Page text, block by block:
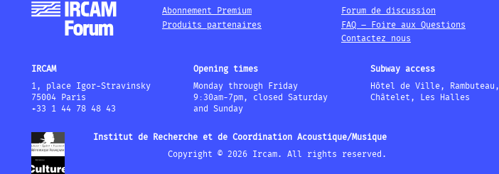
Abonnement Premium
Produits partenaires
Forum de discussion
FAQ – Foire aux Questions
Contactez nous
IRCAM
1, place Igor-Stravinsky
75004 Paris
+33 1 44 78 48 43
Opening times
Monday through Friday
9:30am-7pm, closed Saturday
and Sunday
Subway access
Hôtel de Ville, Rambuteau,
Châtelet, Les Halles
Institut de Recherche et de Coordination Acoustique/Musique
Copyright © 2026 Ircam. All rights reserved.